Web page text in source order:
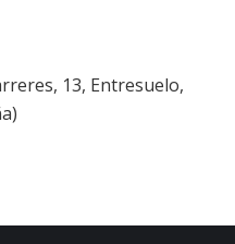
13, Entresuelo,